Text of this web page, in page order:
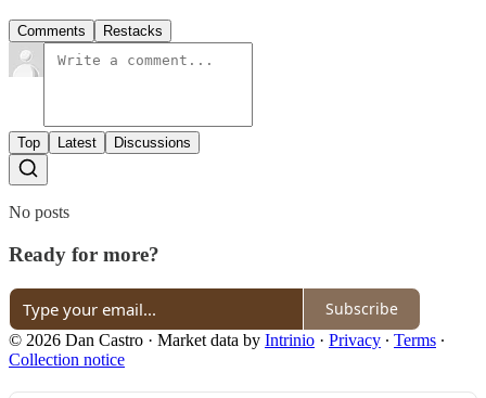
Comments Restacks
Top Latest Discussions
No posts
Ready for more?
Subscribe
© 2026 Dan Castro · Market data by Intrinio · Privacy ∙ Terms ∙
Collection notice